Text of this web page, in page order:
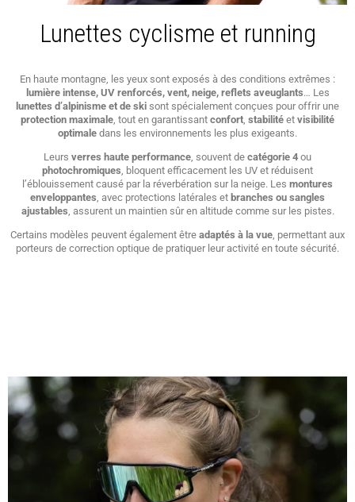
Lunettes cyclisme et running
En haute montagne, les yeux sont exposés à des conditions extrêmes :
lumière intense, UV renforcés, vent, neige, reflets aveuglants… Les
lunettes d’alpinisme et de ski sont spécialement conçues pour offrir une
protection maximale, tout en garantissant confort, stabilité et visibilité
optimale dans les environnements les plus exigeants.
Leurs verres haute performance, souvent de catégorie 4 ou
photochromiques, bloquent efficacement les UV et réduisent
l’éblouissement causé par la réverbération sur la neige. Les montures
enveloppantes, avec protections latérales et branches ou sangles
ajustables, assurent un maintien sûr en altitude comme sur les pistes.
Certains modèles peuvent également être adaptés à la vue, permettant aux
porteurs de correction optique de pratiquer leur activité en toute sécurité.